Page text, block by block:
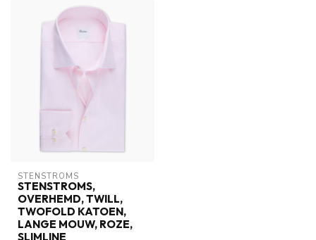
STENSTROMS
STENSTROMS,
OVERHEMD, TWILL,
TWOFOLD KATOEN,
LANGE MOUW, ROZE,
SLIMLINE